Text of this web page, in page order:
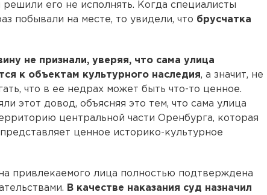
решили его не исполнять. Когда специалисты
побывали на месте, то увидели, что брусчатка
не признали, уверяя, что сама улица
к объектам культурного наследия, а значит, не
что в ее недрах может быть что-то ценное.
этот довод, объясняя это тем, что сама улица
центральной части Оренбурга, которая
ценное историко-культурное
привлекаемого лица полностью подтверждена
В качестве наказания суд назначил